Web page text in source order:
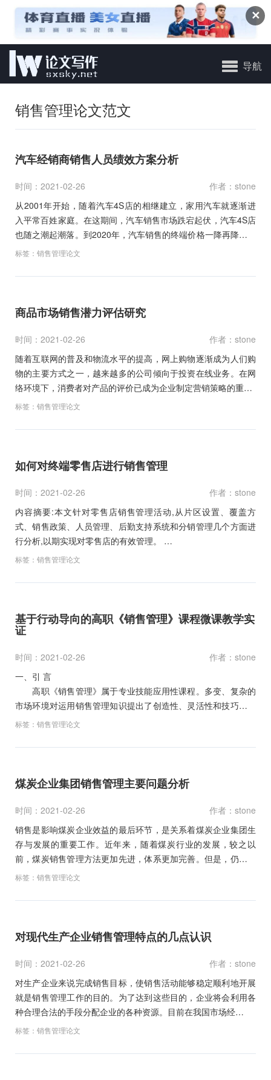
✕
导航
销售管理论文范文
汽车经销商销售人员绩效方案分析
时间：2021-02-26
作者：stone
从2001年开始，随着汽车4S店的相继建立，家用汽车就逐渐进
入平常百姓家庭。在这期间，汽车销售市场跌宕起伏，汽车4S店
也随之潮起潮落。到2020年，汽车销售的终端价格一降再降，汽
车4S店…
标签： 销售管理论文
商品市场销售潜力评估研究
时间：2021-02-26
作者：stone
随着互联网的普及和物流水平的提高，网上购物逐渐成为人们购
物的主要方式之一，越来越多的公司倾向于投资在线业务。在网
络环境下，消费者对产品的评价已成为企业制定营销策略的重…
标签： 销售管理论文
如何对终端零售店进行销售管理
时间：2021-02-26
作者：stone
内容摘要:本文针对零售店销售管理活动,从片区设置、覆盖方
式、销售政策、人员管理、后勤支持系统和分销管理几个方面进
行分析,以期实现对零售店的有效管理。
关键词:零售店…
标签： 销售管理论文
基于行动导向的高职《销售管理》课程微课教学实
证
时间：2021-02-26
作者：stone
一、引 言
高职《销售管理》属于专业技能应用性课程。多变、复杂的
市场环境对运用销售管理知识提出了创造性、灵活性和技巧性的
要求。笔者根据对实际教学情况的反思以…
标签： 销售管理论文
煤炭企业集团销售管理主要问题分析
时间：2021-02-26
作者：stone
销售是影响煤炭企业效益的最后环节，是关系着煤炭企业集团生
存与发展的重要工作。近年来，随着煤炭行业的发展，较之以
前，煤炭销售管理方法更加先进，体系更加完善。但是，仍存在
着不可…
标签： 销售管理论文
对现代生产企业销售管理特点的几点认识
时间：2021-02-26
作者：stone
对生产企业来说完成销售目标，使销售活动能够稳定顺利地开展
就是销售管理工作的目的。为了达到这些目的，企业将会利用各
种合理合法的手段分配企业的各种资源。目前在我国市场经…
标签： 销售管理论文